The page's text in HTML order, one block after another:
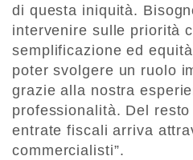
di questa iniquità.
intervenire sulle priorità
semplificazione ed
poter svolgere un ruolo
grazie alla nostra
professionalità. Del
entrate fiscali arriva
commercialisti”.